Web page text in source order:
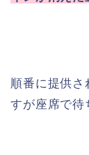
順番に提供さ
すが座席で待